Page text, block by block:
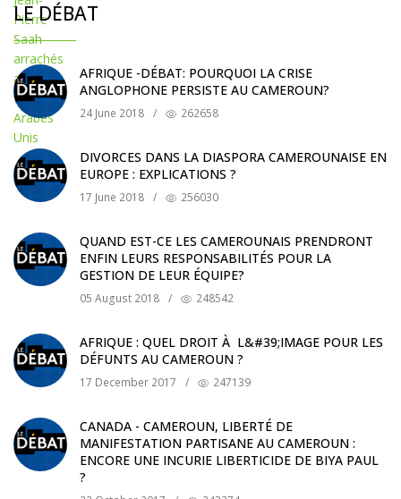
LE DÉBAT
AFRIQUE -DÉBAT: POURQUOI LA CRISE
ANGLOPHONE PERSISTE AU CAMEROUN?
24 June 2018 / 262658
DIVORCES DANS LA DIASPORA CAMEROUNAISE EN
EUROPE : EXPLICATIONS ?
17 June 2018 / 256030
QUAND EST-CE LES CAMEROUNAIS PRENDRONT
ENFIN LEURS RESPONSABILITÉS POUR LA
GESTION DE LEUR ÉQUIPE?
05 August 2018 / 248542
AFRIQUE : QUEL DROIT À L&#39;IMAGE POUR LES
DÉFUNTS AU CAMEROUN ?
17 December 2017 / 247139
CANADA - CAMEROUN, LIBERTÉ DE
MANIFESTATION PARTISANE AU CAMEROUN :
ENCORE UNE INCURIE LIBERTICIDE DE BIYA PAUL
?